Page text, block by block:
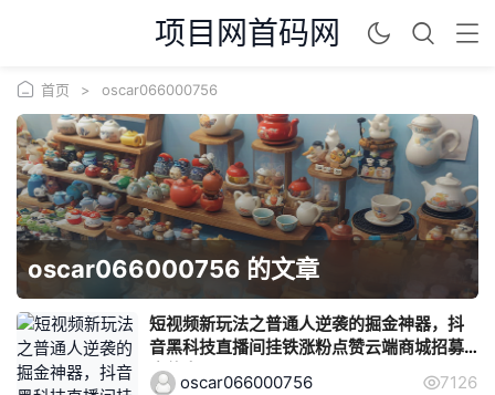
项目网首码网
首页 > oscar066000756
oscar066000756 的文章
短视频新玩法之普通人逆袭的掘金神器，抖
音黑科技直播间挂铁涨粉点赞云端商城招募
合伙人
oscar066000756 7126